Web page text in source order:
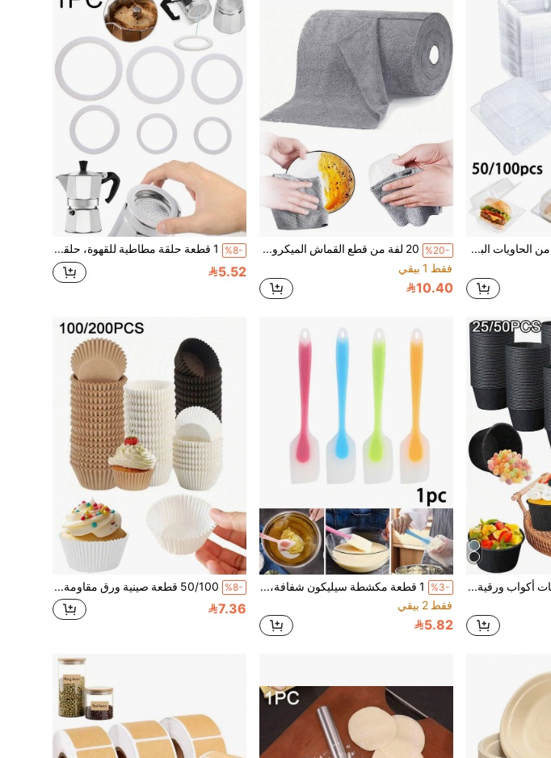
50/100 حبة عبوة من الحاويات البلاستيكية الشفافة السميكة مع أغطية، صناديق طعام للوجبات الخفيفة والكيك والمعجنات والسلطات والهامبرجر والفاكهة للتيك أواي
%20-
20 لفة من قطع القماش الميكروفيبر القابلة لإعادة الاستخدام، منسوجة بطريقة قابلة للتمزق، مناديل تنظيف متعددة الأغراض، قطع قماش تنظيف ذات وجهين، مناسبة لأدوات المائدة والمطبخ والمناشف والأقمشة المنزلية والنوافذ
فقط 1 بيقي
10.40
%8- 1 قطعة حلقة مطاطية للقهوة، حلقات إحكام السيليكون، حشية استبدال كوب الإناء، حلقة غسالة مرنة للاستبدال، حشيات السيليكون، ملحق إناء القهوة من الألومنيوم، أجزاء صانعة القهوة، لقهوة الإسبريسو وموكا بوت، موقد الطهي، أبيض
5.52
25/50 قطعة بطانات أكواب ورقية سوداء، أكواب ورقية صغيرة مقاومة للدهون، أكواب كيك بحافة ملفوفة، صواني زخرفية مقاومة للحرارة، أكواب حلويات، مناسبة لكعكة الجبن، الزفاف، عيد الميلاد، الحفلات، الأعمال اليدوية المنزلية، المخبز، المطبخ، أدوات تزيين الحلويات والخبز
%3-
1 قطعة مكشطة سيليكون شفافة، مكشطة مرنة مقاومة للحرارة، مكشطة متعددة الاستخدامات غير لاصقة فاخرة، مكشطة مطبخ معلقة، مناسبة للخبز والطهي ودهن المربى وكشط الزبدة ودهن الكريمة وخلط السلطة وتقطيع الأومليت، أداة مطبخ
فقط 2 بيقي
5.82
%8- 50/100 قطعة صينية ورق مقاومة للحرارة العالية، بطانات كب كيك قابلة للتخلص، أكواب خبز ورقية سويدية، قالب خبز، أغلفة كب كيك، بطانات ورق شمع مقاومة للدهون، غير لاصقة، مناسبة للخبز المنزلي أو المخابز الاحترافية، الحلويات
7.36